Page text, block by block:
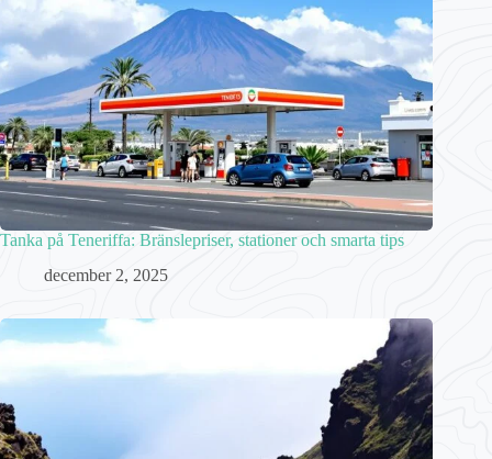
Tanka på Teneriffa: Bränslepriser, stationer och smarta tips
december 2, 2025